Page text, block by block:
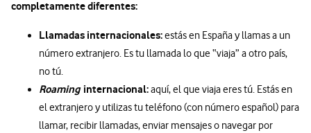
completamente diferentes:
Llamadas internacionales:estás en España y llamas a un
número extranjero. Es tu llamada lo que “viaja” a otro país,
no tú.
Roaming internacional:aquí, el que viaja eres tú. Estás en
el extranjero y utilizas tu teléfono (con número español) para
llamar, recibir llamadas, enviar mensajes o navegar por